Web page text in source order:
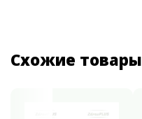
Схожие товары